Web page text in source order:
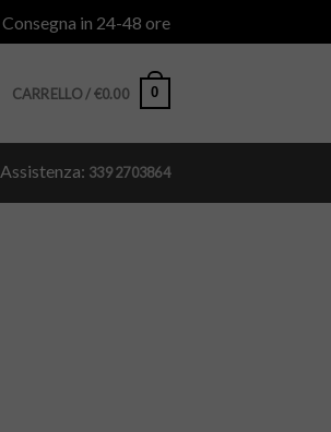
Consegna in 24-48 ore
CARRELLO /€0.00 0
Assistenza: 339 2703864